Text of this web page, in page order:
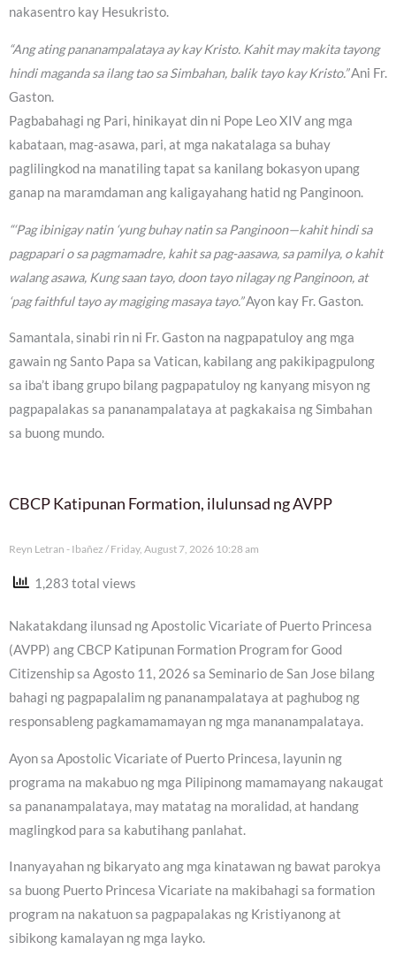
nakasentro kay Hesukristo.
“Ang ating pananampalataya ay kay Kristo. Kahit may makita tayong
hindi maganda sa ilang tao sa Simbahan, balik tayo kay Kristo.”Ani Fr.
Gaston.
Pagbabahagi ng Pari, hinikayat din ni Pope Leo XIV ang mga
kabataan, mag-asawa, pari, at mga nakatalaga sa buhay
paglilingkod na manatiling tapat sa kanilang bokasyon upang
ganap na maramdaman ang kaligayahang hatid ng Panginoon.
“‘Pag ibinigay natin ‘yung buhay natin sa Panginoon—kahit hindi sa
pagpapari o sa pagmamadre, kahit sa pag-aasawa, sa pamilya, o kahit
walang asawa, Kung saan tayo, doon tayo nilagay ng Panginoon, at
‘pag faithful tayo ay magiging masaya tayo.”Ayon kay Fr. Gaston.
Samantala, sinabi rin ni Fr. Gaston na nagpapatuloy ang mga
gawain ng Santo Papa sa Vatican, kabilang ang pakikipagpulong
sa iba’t ibang grupo bilang pagpapatuloy ng kanyang misyon ng
pagpapalakas sa pananampalataya at pagkakaisa ng Simbahan
sa buong mundo.
CBCP Katipunan Formation, ilulunsad ng AVPP
Reyn Letran - Ibañez Friday, August 7, 2026 10:28 am
1,283 total views
Nakatakdang ilunsad ng Apostolic Vicariate of Puerto Princesa
(AVPP) ang CBCP Katipunan Formation Program for Good
Citizenship sa Agosto 11, 2026 sa Seminario de San Jose bilang
bahagi ng pagpapalalim ng pananampalataya at paghubog ng
responsableng pagkamamamayan ng mga mananampalataya.
Ayon sa Apostolic Vicariate of Puerto Princesa, layunin ng
programa na makabuo ng mga Pilipinong mamamayang nakaugat
sa pananampalataya, may matatag na moralidad, at handang
maglingkod para sa kabutihang panlahat.
Inanyayahan ng bikaryato ang mga kinatawan ng bawat parokya
sa buong Puerto Princesa Vicariate na makibahagi sa formation
program na nakatuon sa pagpapalakas ng Kristiyanong at
sibikong kamalayan ng mga layko.